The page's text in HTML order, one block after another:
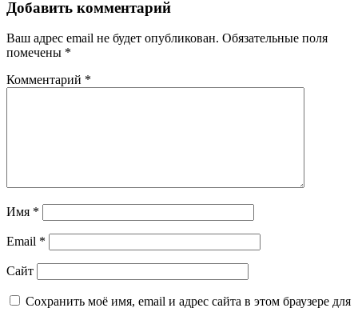
Добавить комментарий
Ваш адрес email не будет опубликован. Обязательные поля
помечены *
Комментарий *
Имя *
Email *
Сайт
Сохранить моё имя, email и адрес сайта в этом браузере для